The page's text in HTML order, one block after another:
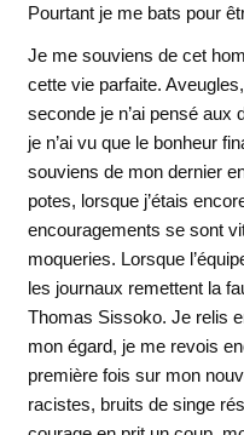
Pourtant je me bats pour
Je me souviens de cet
cette vie parfaite.
seconde je n’ai pensé aux
je n’ai vu que le bonheur
souviens de mon dernier
potes, lorsque j’étais
encouragements se sont
moqueries. Lorsque
les journaux remettent la
Thomas Sissoko. Je relis
mon égard, je me revois
première fois sur mon
racistes, bruits de singe